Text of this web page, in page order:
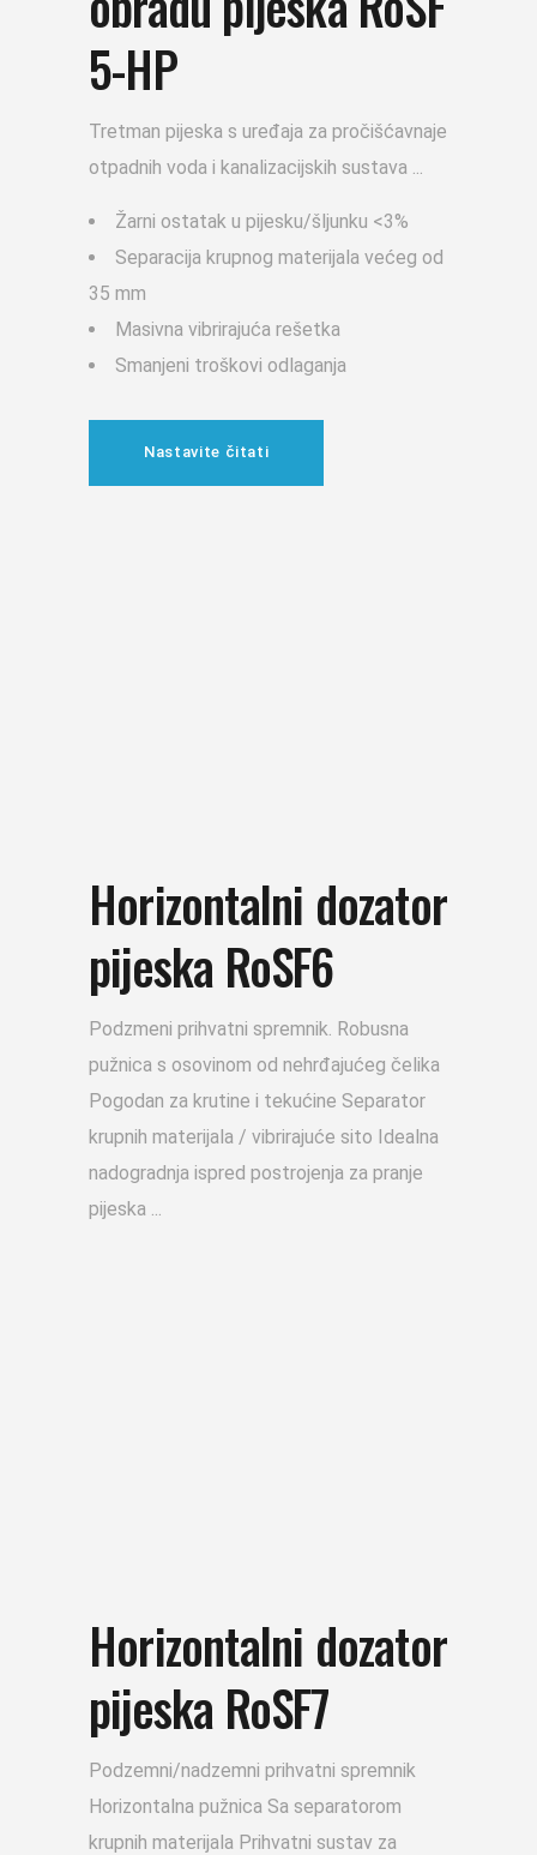
5-HP
Tretman pijeska s uređaja za pročišćavnaje
otpadnih voda i kanalizacijskih sustava
Žarni ostatak u pijesku/šljunku <3%
Separacija krupnog materijala većeg od
35 mm
Masivna vibrirajuća rešetka
Smanjeni troškovi odlaganja
Nastavite čitati
Horizontalni dozator
pijeska RoSF6
Podzmeni prihvatni spremnik. Robusna
pužnica s osovinom od nehrđajućeg čelika
Pogodan za krutine i tekućine Separator
krupnih materijala / vibrirajuće sito Idealna
nadogradnja ispred postrojenja za pranje
pijeska
Horizontalni dozator
pijeska RoSF7
Podzemni/nadzemni prihvatni spremnik
Horizontalna pužnica Sa separatorom
krupnih materijala Prihvatni sustav za